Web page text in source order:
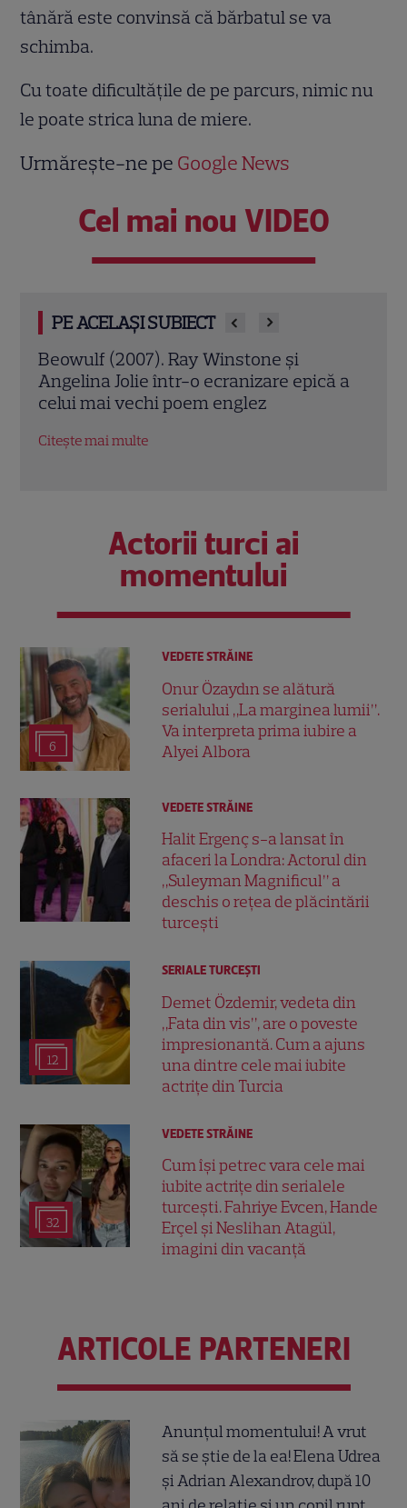
tânără este convinsă că bărbatul se va
schimba.
Cu toate dificultățile de pe parcurs, nimic nu
le poate strica luna de miere.
Urmărește-ne pe Google News
Cel mai nou VIDEO
PE ACELAȘI SUBIECT
Jack Ryan: Agentul din umbră (2014).
Chris Pine și Kevin Costner, într-o cursă
contra cronometru pentru salvarea
Actorii turci ai
momentului
6
VEDETE STRĂINE
Onur Özaydın se alătură
serialului „La marginea lumii”.
Va interpreta prima iubire a
Alyei Albora
VEDETE STRĂINE
Halit Ergenç s-a lansat în
afaceri la Londra: Actorul din
„Suleyman Magnificul” a
deschis o rețea de plăcintării
turcești
12
SERIALE TURCEŞTI
Demet Özdemir, vedeta din
„Fata din vis”, are o poveste
impresionantă. Cum a ajuns
una dintre cele mai iubite
actrițe din Turcia
32
VEDETE STRĂINE
Cum își petrec vara cele mai
iubite actrițe din serialele
turcești. Fahriye Evcen, Hande
Erçel și Neslihan Atagül,
imagini din vacanță
ARTICOLE PARTENERI
Anunțul momentului! A vrut
să se știe de la ea! Elena Udrea
și Adrian Alexandrov, după 10